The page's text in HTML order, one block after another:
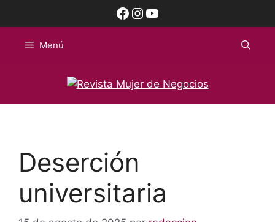
Facebook
Instagram
YouTube
Menú
Deserción
universitaria